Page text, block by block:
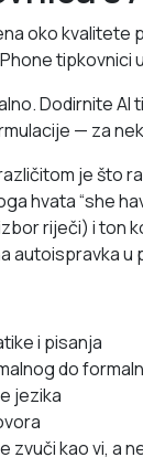
oko kvalitete
tipkovnici
Dodirnite
— za
je što
hvata “she
riječi) i ton
autoispravka
i pisanja
do
jezika
zvuči kao vi, a